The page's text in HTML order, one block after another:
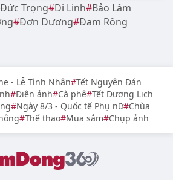
Đức Trọng Di Linh Bảo Lâm
Đơn Dương Đam Rông
- Lễ Tình Nhân Tết Nguyên Đán
Điện ảnh Cà phê Tết Dương Lịch
Ngày 8/3 - Quốc tế Phụ nữ Chùa
Thể thao Mua sắm Chụp ảnh